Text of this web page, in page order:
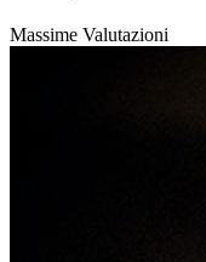
Massime Valutazioni